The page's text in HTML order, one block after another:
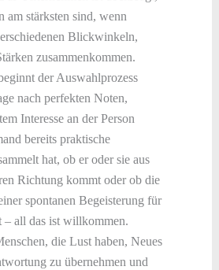
am stärksten sind, wenn
Blickwinkeln,
zusammenkommen.
der Auswahlprozess
nach perfekten Noten,
Interesse an der Person
bereits praktische
hat, ob er oder sie aus
Richtung kommt oder ob die
spontanen Begeisterung für
– all das ist willkommen.
die Lust haben, Neues
zu übernehmen und